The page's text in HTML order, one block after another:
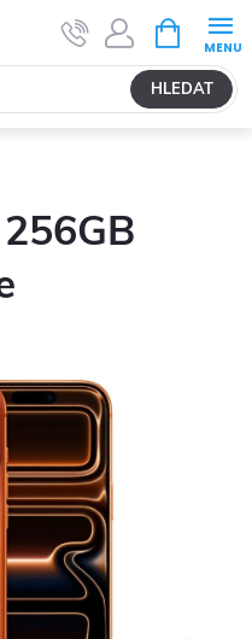
HLEDAT
NÁKUPNÍ
KOŠÍK